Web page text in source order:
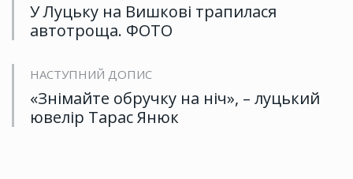
У Луцьку на Вишкові трапилася
автотроща. ФОТО
НАСТУПНИЙ ДОПИС
«Знімайте обручку на ніч», – луцький
ювелір Тарас Янюк